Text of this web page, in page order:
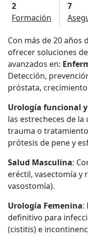
2
Formación
7
Con más de 20 años
ofrecer soluciones
avanzados en:
Detección,
próstata,
Urología funcional
las estrecheces de
trauma o
prótesis de pene y
Salud Masculina:
eréctil, vasectomía y
vasostomía).
Urología Femenina:
definitivo para
(cistitis) e